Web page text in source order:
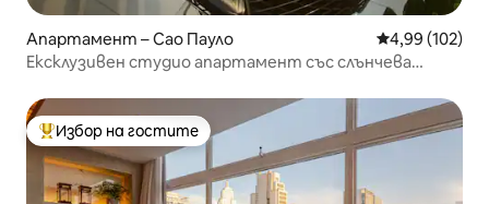
Апартамент – Сао Пауло Средна
4,99 (102)
Ексклузивен студио апартамент със слънчева
Най-популярен избор на гостите
Избор на гостите